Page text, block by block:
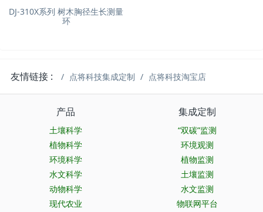
DJ-310X系列 树木胸径生长测量
环
友情链接 : 点将科技集成定制 点将科技淘宝店
产品
土壤科学
植物科学
环境科学
水文科学
动物科学
现代农业
集成定制
“双碳”监测
环境观测
植物监测
土壤监测
水文监测
物联网平台